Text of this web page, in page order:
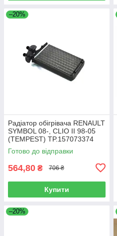
–20%
Радіатор обігрівача RENAULT
SYMBOL 08-, CLIO II 98-05
(TEMPEST) TP.157073374
Готово до відправки
564,80 ₴ 706 ₴
Купити
–20%